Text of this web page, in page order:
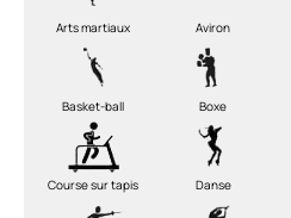
Arts martiaux Aviron
Basket-ball Boxe
Course sur tapis Danse